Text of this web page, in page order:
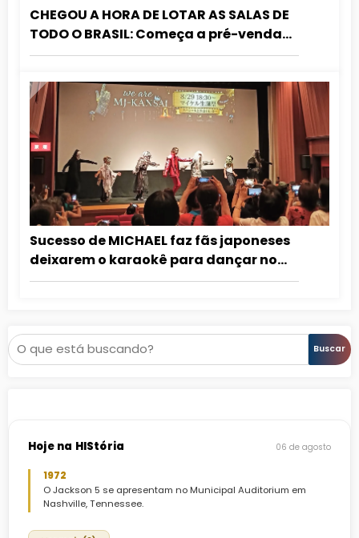
CHEGOU A HORA DE LOTAR AS SALAS DE
TODO O BRASIL: Começa a pré-venda
das sessões especiais de MICHAEL!
Sucesso de MICHAEL faz fãs japoneses
deixarem o karaokê para dançar no
cinema
Pesquisar Buscar
Hoje na HIStória 06 de agosto
1972
O Jackson 5 se apresentam no Municipal Auditorium em
Nashville, Tennessee.